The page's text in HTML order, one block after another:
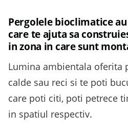
Pergolele bioclimatice
care te ajuta sa
in zona in care sunt
Lumina ambientala oferita
calde sau reci si te poti
care poti citi, poti petrece
in spatiul respectiv.